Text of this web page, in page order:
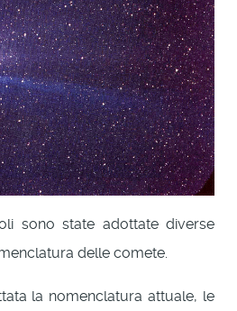
sono state adottate diverse
delle comete.
la nomenclatura attuale, le